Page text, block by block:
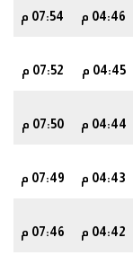
04:46 م 07:54 م
04:45 م 07:52 م
04:44 م 07:50 م
04:43 م 07:49 م
04:42 م 07:46 م